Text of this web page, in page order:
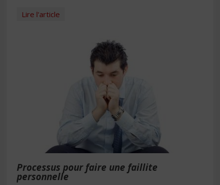
Lire l'article
Processus pour faire une faillite
personnelle